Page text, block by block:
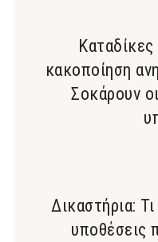
κακοποίηση
Σοκάρουν
Δικαστήρια:
υποθέσεις